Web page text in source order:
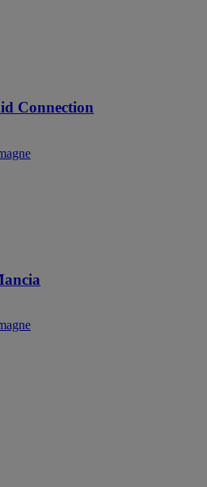
Connection